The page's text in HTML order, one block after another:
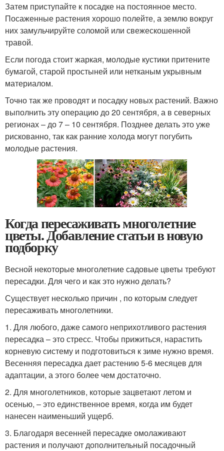
Затем приступайте к посадке на постоянное место.
Посаженные растения хорошо полейте, а землю вокруг
них замульчируйте соломой или свежескошенной
травой.
Если погода стоит жаркая, молодые кустики притените
бумагой, старой простыней или нетканым укрывным
материалом.
Точно так же проводят и посадку новых растений. Важно
выполнить эту операцию до 20 сентября, а в северных
регионах – до 7 – 10 сентября. Позднее делать это уже
рискованно, так как ранние холода могут погубить
молодые растения.
Когда пересаживать многолетние
цветы. Добавление статьи в новую
подборку
Весной некоторые многолетние садовые цветы требуют
пересадки. Для чего и как это нужно делать?
Существует несколько причин , по которым следует
пересаживать многолетники.
1. Для любого, даже самого неприхотливого растения
пересадка – это стресс. Чтобы прижиться, нарастить
корневую систему и подготовиться к зиме нужно время.
Весенняя пересадка дает растению 5-6 месяцев для
адаптации, а этого более чем достаточно.
2. Для многолетников, которые зацветают летом и
осенью, – это единственное время, когда им будет
нанесен наименьший ущерб.
3. Благодаря весенней пересадке омолаживают
растения и получают дополнительный посадочный